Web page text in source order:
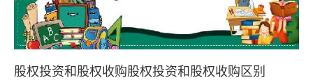
股权投资和股权收购股权投资和股权收购区别